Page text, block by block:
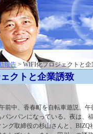
報告 > WIFI化プロジェクトと企
クトと企業誘致
前中、香春町を自転車遊説、
パンパンになっている。夜は、
ング取締役の杉山さんと、